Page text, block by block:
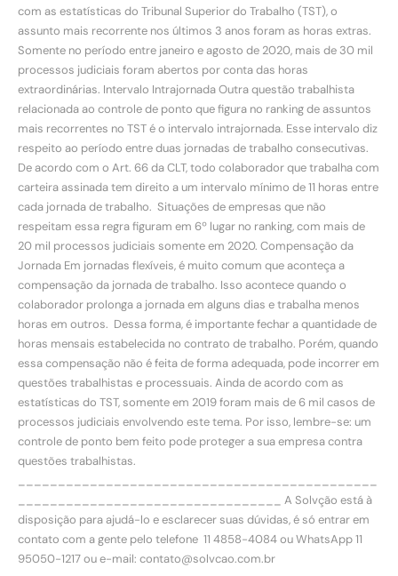
com as estatísticas do Tribunal Superior do Trabalho (TST), o
assunto mais recorrente nos últimos 3 anos foram as horas extras.
Somente no período entre janeiro e agosto de 2020, mais de 30 mil
processos judiciais foram abertos por conta das horas
extraordinárias. Intervalo Intrajornada Outra questão trabalhista
relacionada ao controle de ponto que figura no ranking de assuntos
mais recorrentes no TST é o intervalo intrajornada. Esse intervalo diz
respeito ao período entre duas jornadas de trabalho consecutivas.
De acordo com o Art. 66 da CLT, todo colaborador que trabalha com
carteira assinada tem direito a um intervalo mínimo de 11 horas entre
cada jornada de trabalho. Situações de empresas que não
respeitam essa regra figuram em 6º lugar no ranking, com mais de
20 mil processos judiciais somente em 2020. Compensação da
Jornada Em jornadas flexíveis, é muito comum que aconteça a
compensação da jornada de trabalho. Isso acontece quando o
colaborador prolonga a jornada em alguns dias e trabalha menos
horas em outros. Dessa forma, é importante fechar a quantidade de
horas mensais estabelecida no contrato de trabalho. Porém, quando
essa compensação não é feita de forma adequada, pode incorrer em
questões trabalhistas e processuais. Ainda de acordo com as
estatísticas do TST, somente em 2019 foram mais de 6 mil casos de
processos judiciais envolvendo este tema. Por isso, lembre-se: um
controle de ponto bem feito pode proteger a sua empresa contra
questões trabalhistas.
_________________________________ A Solvção está à
disposição para ajudá-lo e esclarecer suas dúvidas, é só entrar em
contato com a gente pelo telefone 11 4858-4084 ou WhatsApp 11
95050-1217 ou e-mail: contato@solvcao.com.br